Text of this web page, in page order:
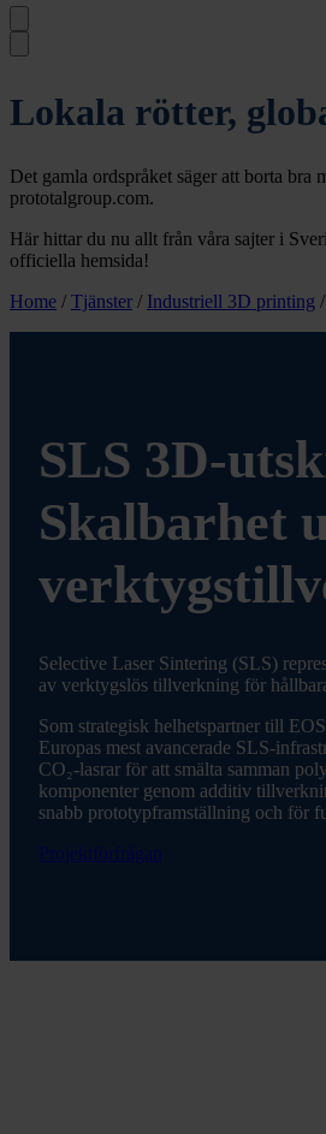
Lokala rötter,
Det gamla ordspråket säger att borta
prototalgroup.com.
Här hittar du nu allt från våra sajter i
officiella hemsida!
Home / Tjänster / Industriell 3D printing /
SLS 3D-
Skalbarhet
Selective Laser Sintering (SLS)
av verktygslös tillverkning för
Som strategisk helhetspartner till
Europas mest avancerade SLS-
CO₂-lasrar för att smälta samman
komponenter genom additiv
snabb prototypframställning och för
Projektförfrågan